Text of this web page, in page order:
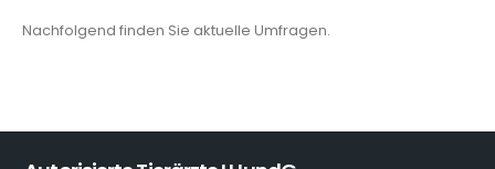
Nachfolgend finden Sie aktuelle Umfragen.